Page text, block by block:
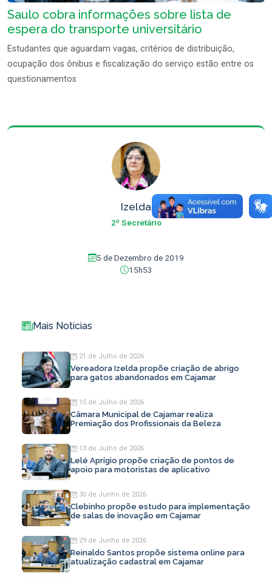
Saulo cobra informações sobre lista de
espera do transporte universitário
Estudantes que aguardam vagas, critérios de distribuição,
ocupação dos ônibus e fiscalização do serviço estão entre os
questionamentos
Izelda
2º Secretário
5 de Dezembro de 2019
15h53
Mais Notícias
21 de Julho de 2026
Vereadora Izelda propõe criação de abrigo
para gatos abandonados em Cajamar
15 de Julho de 2026
Câmara Municipal de Cajamar realiza
Premiação dos Profissionais da Beleza
13 de Julho de 2026
Lelé Aprígio propõe criação de pontos de
apoio para motoristas de aplicativo
30 de Junho de 2026
Clebinho propõe estudo para implementação
de salas de inovação em Cajamar
29 de Junho de 2026
Reinaldo Santos propõe sistema online para
atualização cadastral em Cajamar